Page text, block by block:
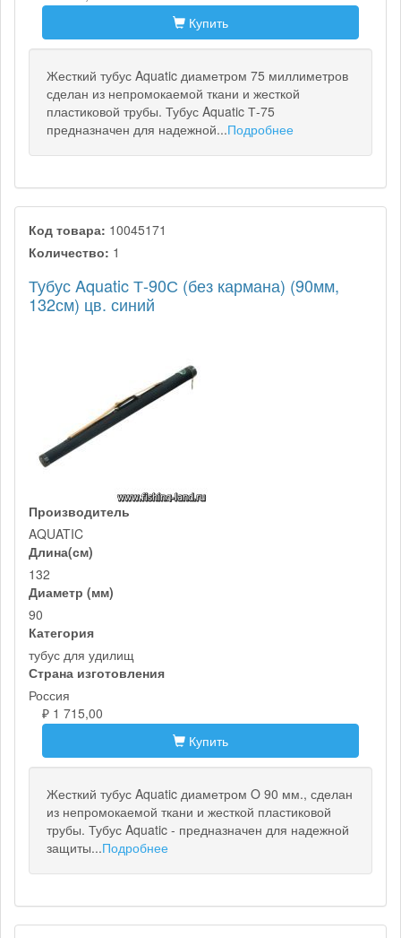
Купить
Жесткий тубус Aquatic диаметром 75 миллиметров
сделан из непромокаемой ткани и жесткой
пластиковой трубы. Тубус Aquatic Т-75
предназначен для надежной...Подробнее
Код товара: 10045171
Количество: 1
Тубус Aquatic Т-90С (без кармана) (90мм,
132см) цв. синий
Производитель
AQUATIC
Длина(см)
132
Диаметр (мм)
90
Категория
тубус для удилищ
Страна изготовления
Россия
₽ 1 715,00
Купить
Жесткий тубус Aquatic диаметром O 90 мм., сделан
из непромокаемой ткани и жесткой пластиковой
трубы. Тубус Aquatic - предназначен для надежной
защиты...Подробнее